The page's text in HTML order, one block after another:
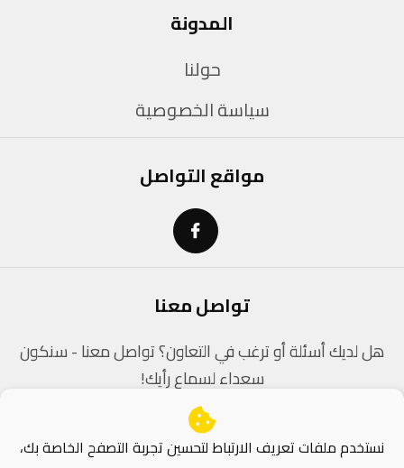
المدونة
حولنا
سياسة الخصوصية
مواقع التواصل
تواصل معنا
هل لديك أسئلة أو ترغب في التعاون؟ تواصل معنا - سنكون
سعداء لسماع رأيك!
contact@dz-coders.com
نستخدم ملفات تعريف الارتباط لتحسين تجربة التصفح الخاصة بك،